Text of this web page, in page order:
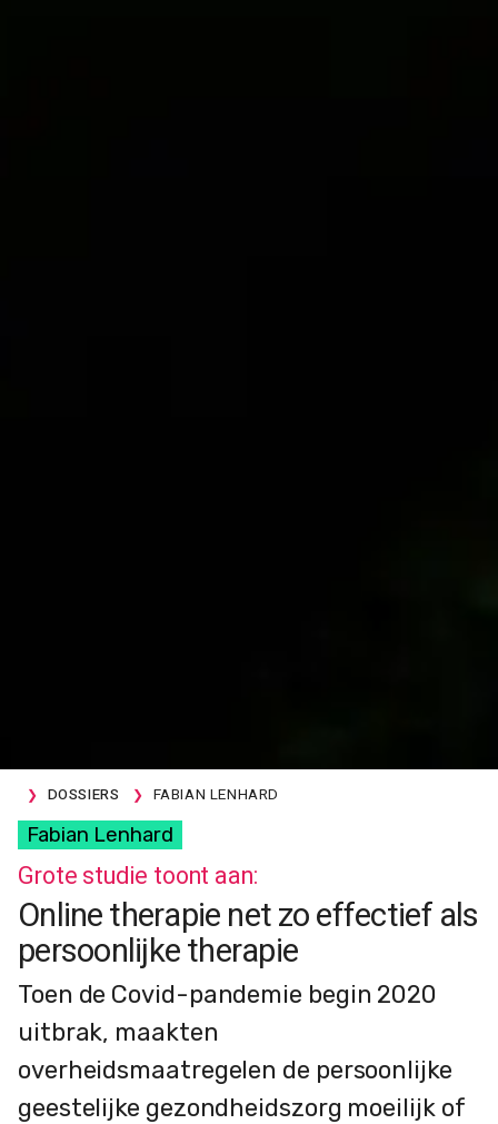
DOSSIERS FABIAN LENHARD
Fabian Lenhard
Grote studie toont aan:
Online therapie net zo effectief als
persoonlijke therapie
Toen de Covid-pandemie begin 2020
uitbrak, maakten
overheidsmaatregelen de persoonlijke
geestelijke gezondheidszorg moeilijk of